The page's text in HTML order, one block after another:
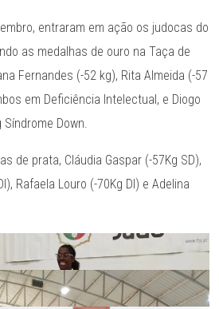
entraram em ação os judocas do
as medalhas de ouro na Taça de
Fernandes (-52 kg), Rita Almeida (-57
em Deficiência Intelectual, e Diogo
Down.
de prata, Cláudia Gaspar (-57Kg SD),
Rafaela Louro (-70Kg DI) e Adelina